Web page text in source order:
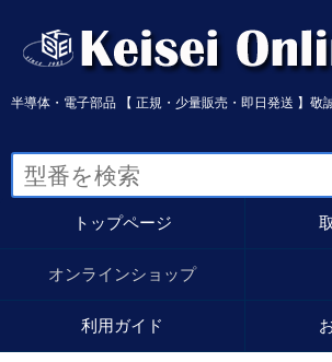
半導体・電子部品 【 正規・少量販売・即日発送 】敬
トップページ
オンラインショップ
利用ガイド